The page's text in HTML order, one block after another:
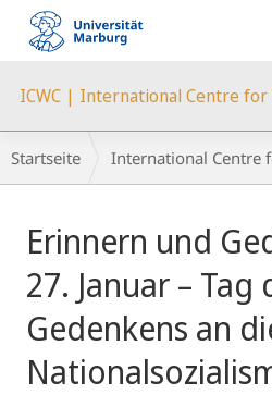
Mobile-
Navigation
ICWC | International Centre for
Breadcrumb-
Navigation
Startseite International Centre
Erinnern und
27. Januar – Tag
Gedenkens an